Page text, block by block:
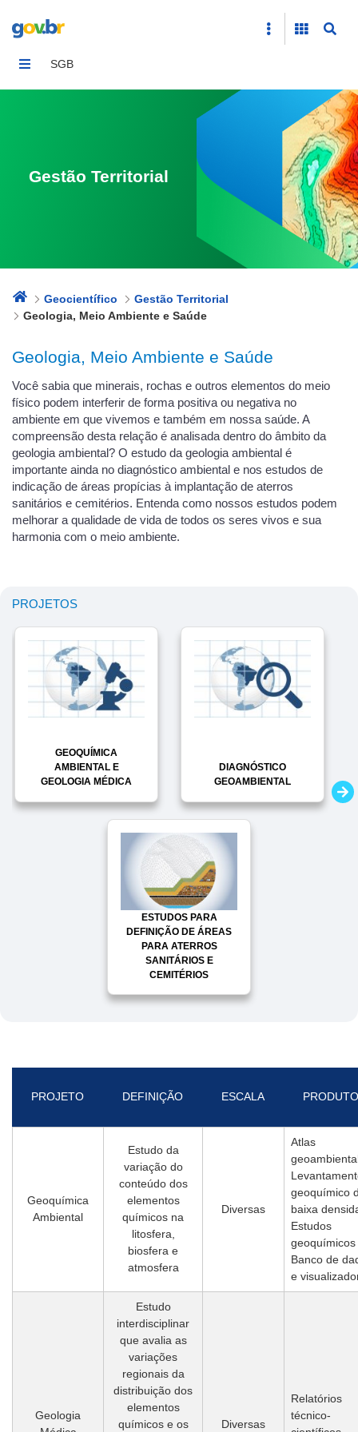
SGB
Gestão Territorial
Geocientífico
Gestão Territorial
Geologia, Meio Ambiente e Saúde
Geologia, Meio Ambiente e Saúde
Você sabia que minerais, rochas e outros elementos do meio
físico podem interferir de forma positiva ou negativa no
ambiente em que vivemos e também em nossa saúde. A
compreensão desta relação é analisada dentro do âmbito da
geologia ambiental? O estudo da geologia ambiental é
importante ainda no diagnóstico ambiental e nos estudos de
indicação de áreas propícias à implantação de aterros
sanitários e cemitérios. Entenda como nossos estudos podem
melhorar a qualidade de vida de todos os seres vivos e sua
harmonia com o meio ambiente.
PROJETOS
GEOQUÍMICA
AMBIENTAL E
GEOLOGIA MÉDICA
DIAGNÓSTICO
GEOAMBIENTAL
ESTUDOS PARA
DEFINIÇÃO DE ÁREAS
PARA ATERROS
SANITÁRIOS E
CEMITÉRIOS
PROJETO DEFINIÇÃO ESCALA
Geoquímica
Ambiental
Estudo da
variação do
conteúdo dos
elementos
químicos na
litosfera,
biosfera e
atmosfera
Diversas
Atlas
geoquímico
baixa
Estudos
geoquímicos
Banco de
e
Geologia
Estudo
interdisciplinar
que avalia as
variações
regionais da
distribuição dos
elementos
químicos e os
Diversas
Relatórios
técnico-